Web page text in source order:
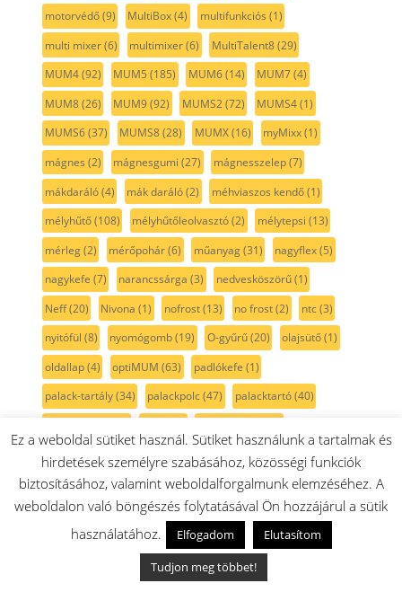
motorvédő(9) MultiBox(4) multifunkciós (1)
multi mixer(6) multimixer(6) MultiTalent8(29)
MUM4(92) MUM5 (185) MUM6(14) MUM7(4)
MUM8(26) MUM9(92) MUMS2(72) MUMS4(1)
MUMS6(37) MUMS8(28) MUMX(16) myMixx(1)
mágnes (2) mágnesgumi (27) mágnesszelep(7)
mákdaráló(4) mák daráló(2) méhviaszos kendő(1)
mélyhűtő(108) mélyhűtőleolvasztó(2) mélytepsi (13)
mérleg(2) mérőpohár(6) műanyag(31) nagyflex(5)
nagykefe (7) narancssárga (3) nedvesköszörű(1)
Neff(20) Nivona (1) nofrost(13) no frost(2) ntc(3)
nyitófül (8) nyomógomb(19) O-gyűrű(20) olajsütő(1)
oldallap(4) optiMUM (63) padlókefe (1)
palack-tartály(34) palackpolc(47) palacktartó(40)
paradicsom
parketta kefe (2) passzírozó
(9)
paszta(1) PB gáz(25) penge(5) perem(3) persely(2)
pezsgő szín(2) pihefogó(3) piheszűrő(3) pink(1)
(2) piros(46) pohár(8) pohártartó(1) polc(51)
polisztirol fűrész(1) Poly-v szíj
Ez a weboldal sütiket használ. Sütiket használunk a tartalmak és
hirdetések személyre szabásához, közösségi funkciók
biztosításához, valamint weboldalforgalmunk elemzéséhez. A
weboldalon való böngészés folytatásával Ön hozzájárul a sütik
használatához.
Elfogadom
Elutasítom
Tudjon meg többet!